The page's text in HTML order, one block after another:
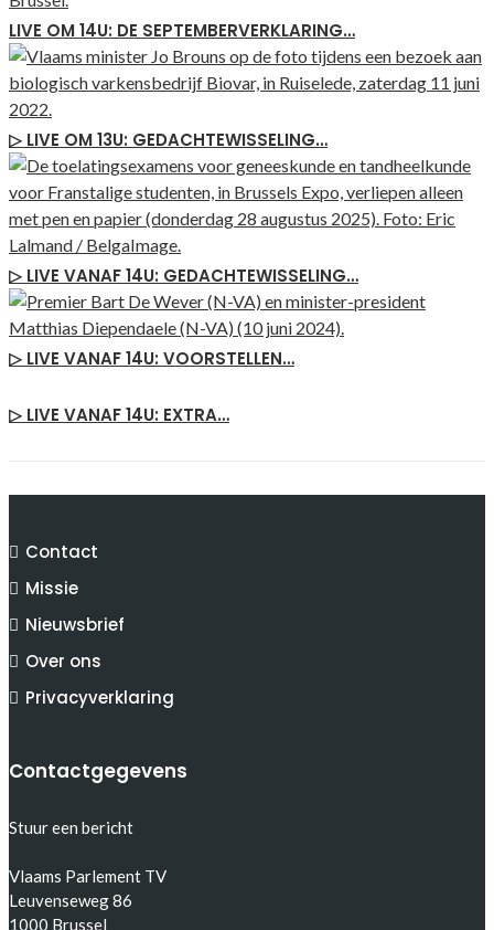
LIVE OM 14U: DE SEPTEMBERVERKLARING…
▷ LIVE OM 13U: GEDACHTEWISSELING…
▷ LIVE VANAF 14U: GEDACHTEWISSELING…
▷ LIVE VANAF 14U: VOORSTELLEN…
▷ LIVE VANAF 14U: EXTRA…
Contact
Missie
Nieuwsbrief
Over ons
Privacyverklaring
Contactgegevens
Stuur een bericht
Vlaams Parlement TV
Leuvenseweg 86
1000 Brussel